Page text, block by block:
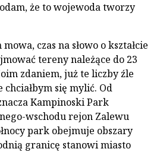
że to wojewoda tworzy
czas na słowo o kształcie
tereny należące do 23
zdaniem, już te liczby źle
się mylić. Od
Kampinoski Park
wschodu rejon Zalewu
park obejmuje obszary
granicę stanowi miasto